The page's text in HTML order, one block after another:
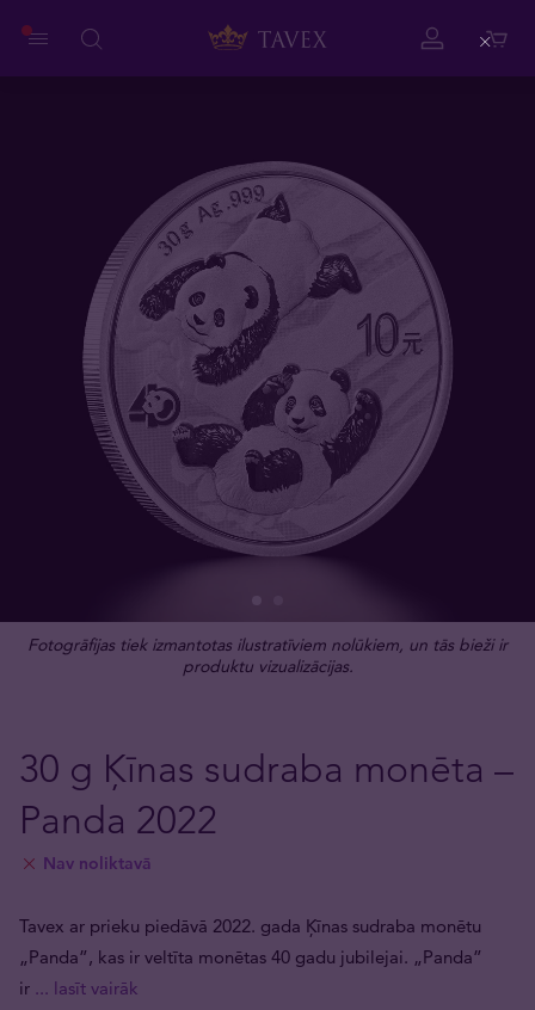
Fotogrāfijas tiek izmantotas ilustratīviem nolūkiem, un tās bieži ir
produktu vizualizācijas.
30 g Ķīnas sudraba monēta –
Panda 2022
Nav noliktavā
Tavex ar prieku piedāvā 2022. gada Ķīnas sudraba monētu
„Panda”, kas ir veltīta monētas 40 gadu jubilejai. „Panda”
ir ... lasīt vairāk
Close